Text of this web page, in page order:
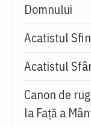
Domnului
Acatistul
Acatistul
Canon de
la Față a